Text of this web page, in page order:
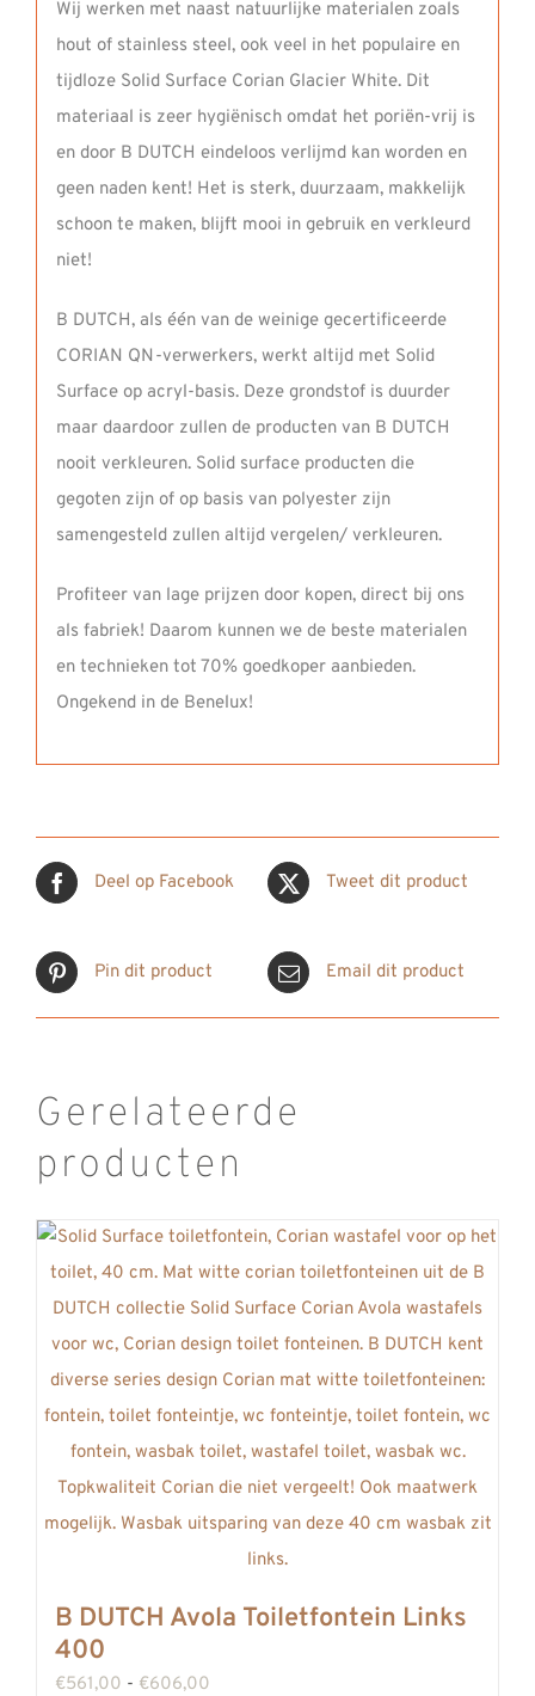
Wij werken met naast natuurlijke materialen zoals
hout of stainless steel, ook veel in het populaire en
tijdloze Solid Surface Corian Glacier White. Dit
materiaal is zeer hygiënisch omdat het poriën-vrij is
en door B DUTCH eindeloos verlijmd kan worden en
geen naden kent! Het is sterk, duurzaam, makkelijk
schoon te maken, blijft mooi in gebruik en verkleurd
niet!
B DUTCH, als één van de weinige gecertificeerde
CORIAN QN-verwerkers, werkt altijd met Solid
Surface op acryl-basis. Deze grondstof is duurder
maar daardoor zullen de producten van B DUTCH
nooit verkleuren. Solid surface producten die
gegoten zijn of op basis van polyester zijn
samengesteld zullen altijd vergelen/ verkleuren.
Profiteer van lage prijzen door kopen, direct bij ons
als fabriek! Daarom kunnen we de beste materialen
en technieken tot 70% goedkoper aanbieden.
Ongekend in de Benelux!
Deel op Facebook Tweet dit product
Pin dit product Email dit product
Gerelateerde
producten
B DUTCH Avola Toiletfontein Links
400
€561,00 - €606,00